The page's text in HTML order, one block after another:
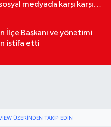
medyada karşı karşıya
İlçe Başkanı ve yönetimi
istifa etti
ÜZERINDEN TAKIP EDIN